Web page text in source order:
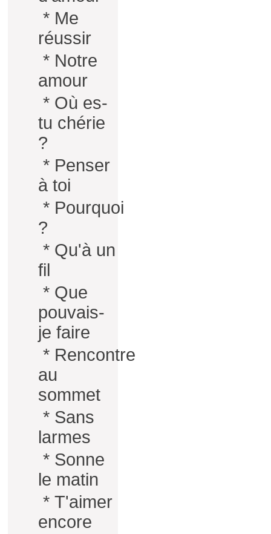
* Me
réussir
* Notre
amour
* Où es-
tu chérie
?
* Penser
à toi
* Pourquoi
?
* Qu'à un
fil
* Que
pouvais-
je faire
* Rencontre
au
sommet
* Sans
larmes
* Sonne
le matin
* T'aimer
encore